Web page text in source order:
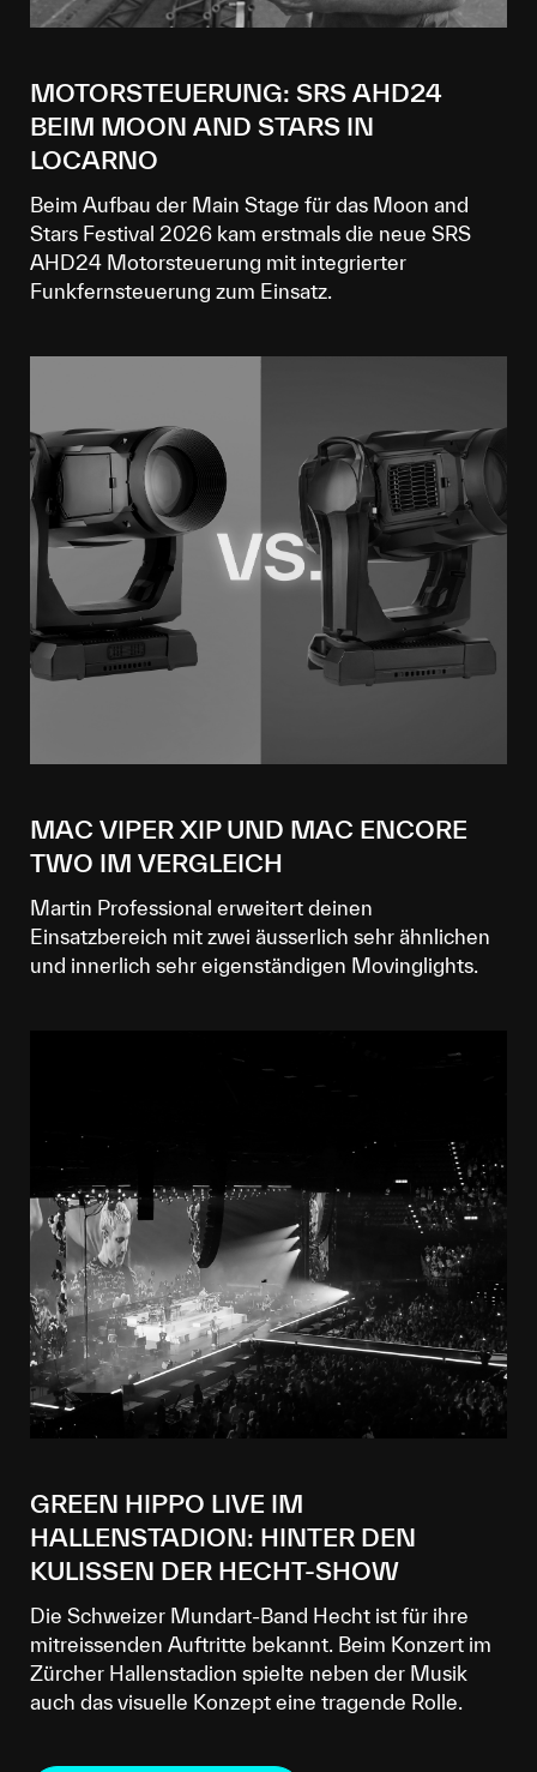
MOTORSTEUERUNG: SRS AHD24
BEIM MOON AND STARS IN
LOCARNO
Beim Aufbau der Main Stage für das Moon and
Stars Festival 2026 kam erstmals die neue SRS
AHD24 Motorsteuerung mit integrierter
Funkfernsteuerung zum Einsatz.
MAC VIPER XIP UND MAC ENCORE
TWO IM VERGLEICH
Martin Professional erweitert deinen
Einsatzbereich mit zwei äusserlich sehr ähnlichen
und innerlich sehr eigenständigen Movinglights.
GREEN HIPPO LIVE IM
HALLENSTADION: HINTER DEN
KULISSEN DER HECHT-SHOW
Die Schweizer Mundart-Band Hecht ist für ihre
mitreissenden Auftritte bekannt. Beim Konzert im
Zürcher Hallenstadion spielte neben der Musik
auch das visuelle Konzept eine tragende Rolle.